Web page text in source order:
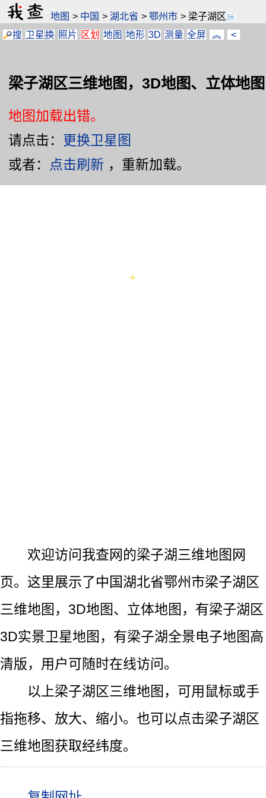
地图 > 中国 >湖北省 >鄂州市 >梁子湖区
搜 卫星换 照片 区划 地图 地形 3D 测量 全屏 ︽ <
梁子湖区三维地图，3D地图、立体地图
地图加载出错。
请点击： 更换卫星图
或者： 点击刷新 ，重新加载。
欢迎访问我查网的梁子湖三维地图网
页。这里展示了中国湖北省鄂州市梁子湖区
三维地图，3D地图、立体地图，有梁子湖区
3D实景卫星地图，有梁子湖全景电子地图高
清版，用户可随时在线访问。
以上梁子湖区三维地图，可用鼠标或手
指拖移、放大、缩小。也可以点击梁子湖区
三维地图获取经纬度。